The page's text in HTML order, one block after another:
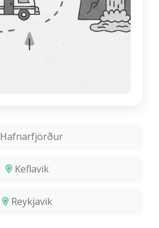
Hafnarfjörður
Keflavik
Reykjavik